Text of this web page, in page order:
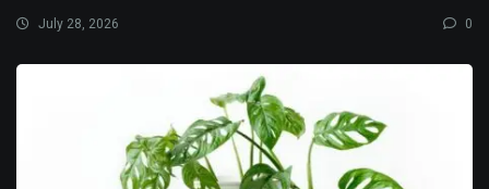
July 28, 2026 0